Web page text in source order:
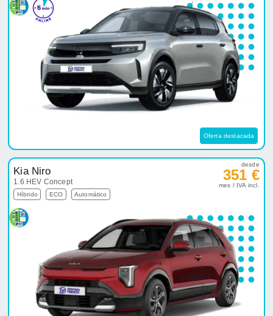
Oferta destacada
Kia Niro
1.6 HEV Concept
Híbrido ECO Automático
desde
351 €
mes / IVA incl.